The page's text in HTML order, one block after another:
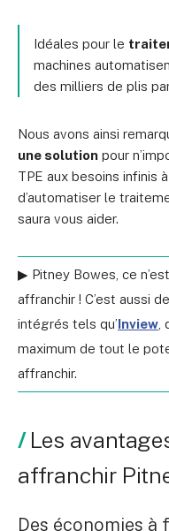
Idéales pour le
machines
des milliers de plis
Nous avons ainsi
une solution pour
TPE aux besoins infinis
d’automatiser le
saura vous aider.
▶ Pitney Bowes, ce
affranchir ! C’est aussi
intégrés tels qu’Inview
maximum de tout le
affranchir.
Les
affranchir
Des économies à